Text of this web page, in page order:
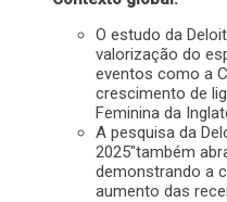
O estudo da
valorização do
eventos como a
crescimento de
Feminina da
A pesquisa da
2025″também
demonstrando a
aumento das